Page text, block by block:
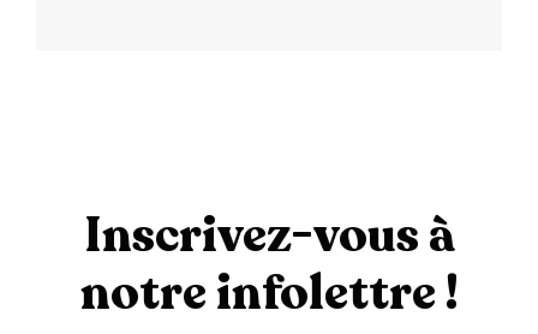
Inscrivez-vous à
notre infolettre !